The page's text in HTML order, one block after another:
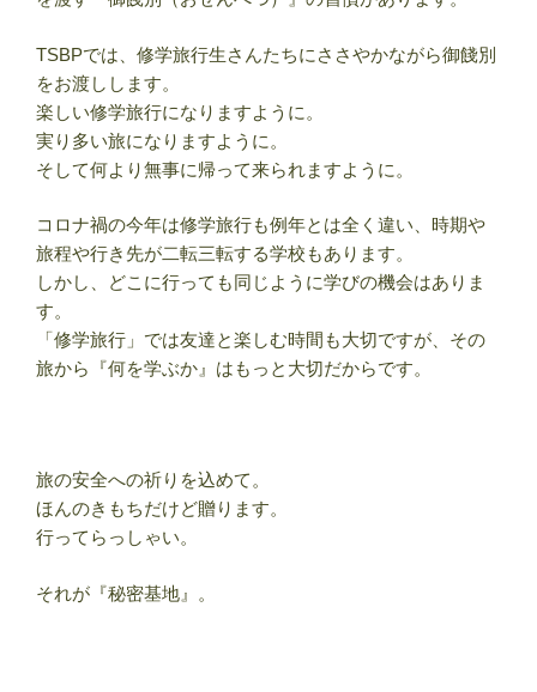
TSBPでは、修学旅行生さんたちにささやかながら御餞別
をお渡しします。
楽しい修学旅行になりますように。
実り多い旅になりますように。
そして何より無事に帰って来られますように。
コロナ禍の今年は修学旅行も例年とは全く違い、時期や
旅程や行き先が二転三転する学校もあります。
しかし、どこに行っても同じように学びの機会はありま
す。
「修学旅行」では友達と楽しむ時間も大切ですが、その
旅から『何を学ぶか』はもっと大切だからです。
旅の安全への祈りを込めて。
ほんのきもちだけど贈ります。
行ってらっしゃい。
それが『秘密基地』。